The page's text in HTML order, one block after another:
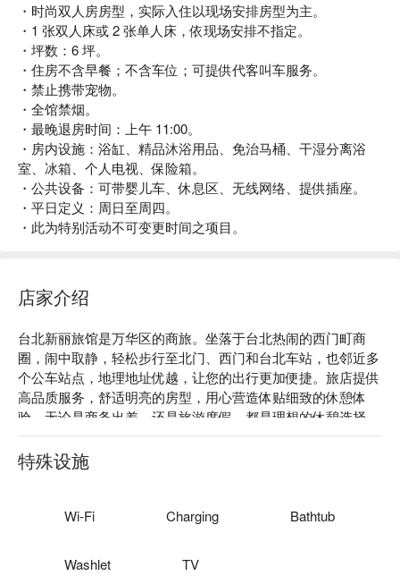
・时尚双人房房型，实际入住以现场安排房型为主。
・1 张双人床或 2 张单人床，依现场安排不指定。
・坪数：6 坪。
・住房不含早餐；不含车位；可提供代客叫车服务。
・禁止携带宠物。
・全馆禁烟。
・最晚退房时间：上午 11:00。
・房内设施：浴缸、精品沐浴用品、免治马桶、干湿分离浴
室、冰箱、个人电视、保险箱。
・公共设备：可带婴儿车、休息区、无线网络、提供插座。
・平日定义：周日至周四。
・此为特别活动不可变更时间之项目。
店家介绍
台北新丽旅馆是万华区的商旅。坐落于台北热闹的西门町商
圈，闹中取静，轻松步行至北门、西门和台北车站，也邻近多
个公车站点，地理地址优越，让您的出行更加便捷。旅店提供
高品质服务，舒适明亮的房型，用心营造体贴细致的休憩体
验，无论是商务出差，还是旅游度假，都是理想的休憩选择。
台北新丽旅馆评价：网友好评推荐
台北新丽旅馆推荐：周边景点丰富多样，您可以在西门町商圈
的徒步区享受购物乐趣，探索充满历史气息的艋舺老街与剥皮
夕阳夜景，感受市集商圈的热闹氛围。旅人尽享城市独特魅
息方案立刻查看⬇︎
特殊设施
Wi-Fi Charging Bathtub
Washlet TV